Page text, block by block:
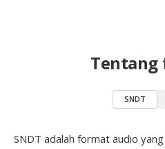
SNDT
SNDT adalah format audio